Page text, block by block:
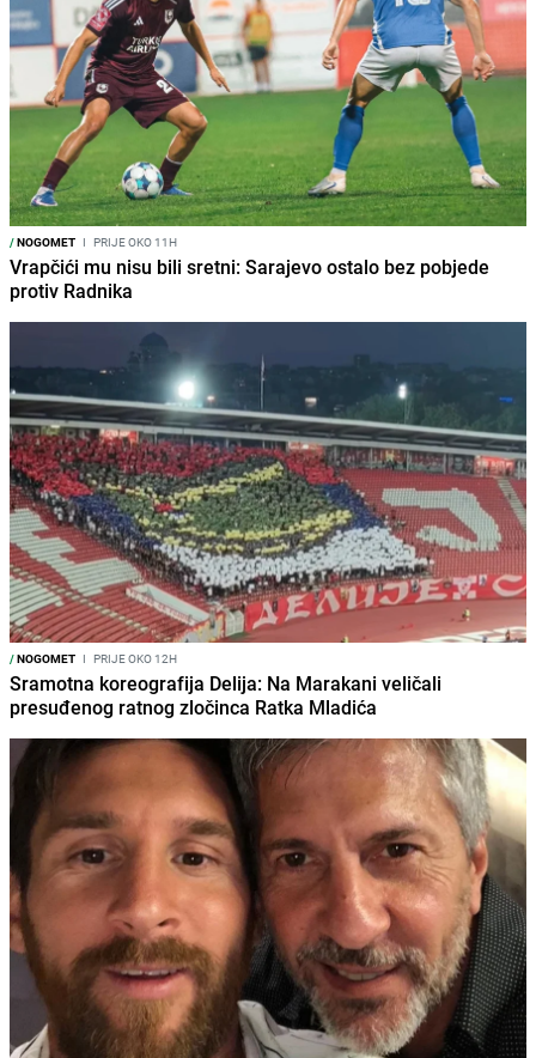
/NOGOMET I PRIJE OKO 11H
Vrapčići mu nisu bili sretni: Sarajevo ostalo bez pobjede
protiv Radnika
/NOGOMET I PRIJE OKO 12H
Sramotna koreografija Delija: Na Marakani veličali
presuđenog ratnog zločinca Ratka Mladića